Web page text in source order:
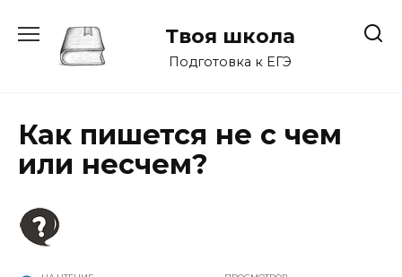
содержанию
Твоя школа
Подготовка к ЕГЭ
Как пишется не с чем
или несчем?